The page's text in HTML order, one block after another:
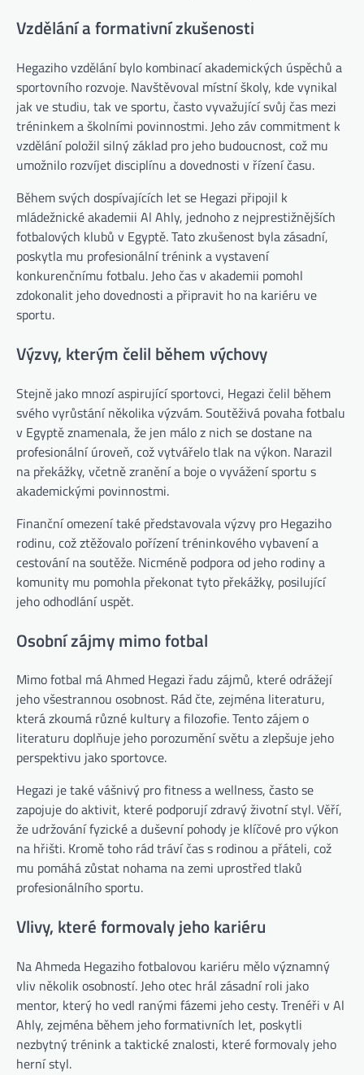
Vzdělání a formativní zkušenosti
Hegaziho vzdělání bylo kombinací akademických úspěchů a
sportovního rozvoje. Navštěvoval místní školy, kde vynikal
jak ve studiu, tak ve sportu, často vyvažující svůj čas mezi
tréninkem a školními povinnostmi. Jeho záv commitment k
vzdělání položil silný základ pro jeho budoucnost, což mu
umožnilo rozvíjet disciplínu a dovednosti v řízení času.
Během svých dospívajících let se Hegazi připojil k
mládežnické akademii Al Ahly, jednoho z nejprestižnějších
fotbalových klubů v Egyptě. Tato zkušenost byla zásadní,
poskytla mu profesionální trénink a vystavení
konkurenčnímu fotbalu. Jeho čas v akademii pomohl
zdokonalit jeho dovednosti a připravit ho na kariéru ve
sportu.
Výzvy, kterým čelil během výchovy
Stejně jako mnozí aspirující sportovci, Hegazi čelil během
svého vyrůstání několika výzvám. Soutěživá povaha fotbalu
v Egyptě znamenala, že jen málo z nich se dostane na
profesionální úroveň, což vytvářelo tlak na výkon. Narazil
na překážky, včetně zranění a boje o vyvážení sportu s
akademickými povinnostmi.
Finanční omezení také představovala výzvy pro Hegaziho
rodinu, což ztěžovalo pořízení tréninkového vybavení a
cestování na soutěže. Nicméně podpora od jeho rodiny a
komunity mu pomohla překonat tyto překážky, posilující
jeho odhodlání uspět.
Osobní zájmy mimo fotbal
Mimo fotbal má Ahmed Hegazi řadu zájmů, které odrážejí
jeho všestrannou osobnost. Rád čte, zejména literaturu,
která zkoumá různé kultury a filozofie. Tento zájem o
literaturu doplňuje jeho porozumění světu a zlepšuje jeho
perspektivu jako sportovce.
Hegazi je také vášnivý pro fitness a wellness, často se
zapojuje do aktivit, které podporují zdravý životní styl. Věří,
že udržování fyzické a duševní pohody je klíčové pro výkon
na hřišti. Kromě toho rád tráví čas s rodinou a přáteli, což
mu pomáhá zůstat nohama na zemi uprostřed tlaků
profesionálního sportu.
Vlivy, které formovaly jeho kariéru
Na Ahmeda Hegaziho fotbalovou kariéru mělo významný
vliv několik osobností. Jeho otec hrál zásadní roli jako
mentor, který ho vedl ranými fázemi jeho cesty. Trenéři v Al
Ahly, zejména během jeho formativních let, poskytli
nezbytný trénink a taktické znalosti, které formovaly jeho
herní styl.